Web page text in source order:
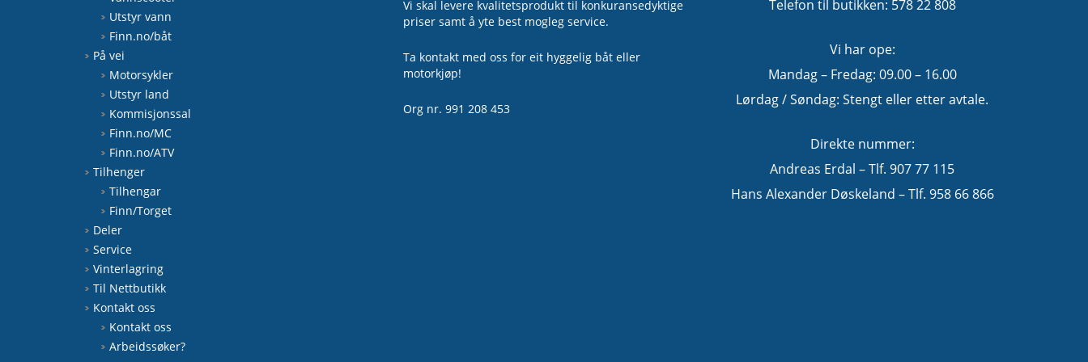
Utstyr vann
Finn.no/båt
På vei
Motorsykler
Utstyr land
Kommisjonssal
Finn.no/MC
Finn.no/ATV
Tilhenger
Tilhengar
Finn/Torget
Deler
Service
Vinterlagring
Til Nettbutikk
Kontakt oss
Kontakt oss
Arbeidssøker?
Vi skal levere kvalitetsprodukt til konkuransedyktige
priser samt å yte best mogleg service.
Ta kontakt med oss for eit hyggelig båt eller
motorkjøp!
Org nr. 991 208 453
Telefon til butikken: 578 22 808
Vi har ope:
Mandag – Fredag: 09.00 – 16.00
Lørdag / Søndag: Stengt eller etter avtale.
Direkte nummer:
Andreas Erdal – Tlf. 907 77 115
Hans Alexander Døskeland – Tlf. 958 66 866